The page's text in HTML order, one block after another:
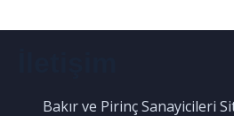
Bakır ve Pirinç Sanayicileri